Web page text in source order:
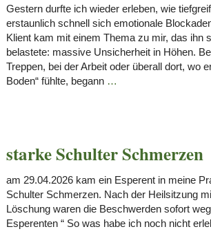
Gestern durfte ich wieder erleben, wie
erstaunlich schnell sich emotionale
Klient kam mit einem Thema zu mir, das ihn
belastete: massive Unsicherheit in Höhen.
Treppen, bei der Arbeit oder überall dort, wo
Boden“ fühlte, begann …
starke Schulter Schmerzen
am 29.04.2026 kam ein Esperent in meine
Schulter Schmerzen. Nach der Heilsitzung
Löschung waren die Beschwerden sofort
Esperenten “ So was habe ich noch nicht